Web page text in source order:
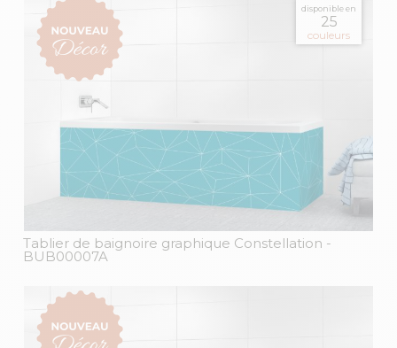
disponible en
25
couleurs
Tablier de baignoire graphique Constellation -
BUB00007A